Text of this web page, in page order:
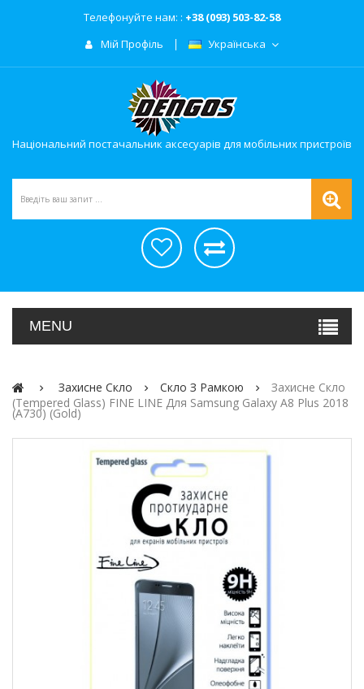
Телефонуйте нам: : +38 (093) 503-82-58
Мій Профіль
Українська
Національний постачальник аксесуарів для мобільних пристроїв
MENU
Захисне Скло Скло З Рамкою
Захисне Скло
(Tempered Glass) FINE LINE Для Samsung Galaxy A8 Plus 2018
(A730) (gold)